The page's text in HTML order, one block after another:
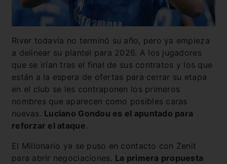
River todavía no terminó su año, pero ya empieza
a delinear su plantel para 2026. A los jugadores
que se irían tras el final de sus contratos y los que
están a la espera de ofertas para cerrar su etapa
en el club se les contraponen los primeros
nombres que aparecen como posibles caras
nuevas. Luciano Gondou es el apuntado para
reforzar el ataque.
El Millonario ya se puso en contacto con Zenit
para abrir negociaciones. La primera propuesta